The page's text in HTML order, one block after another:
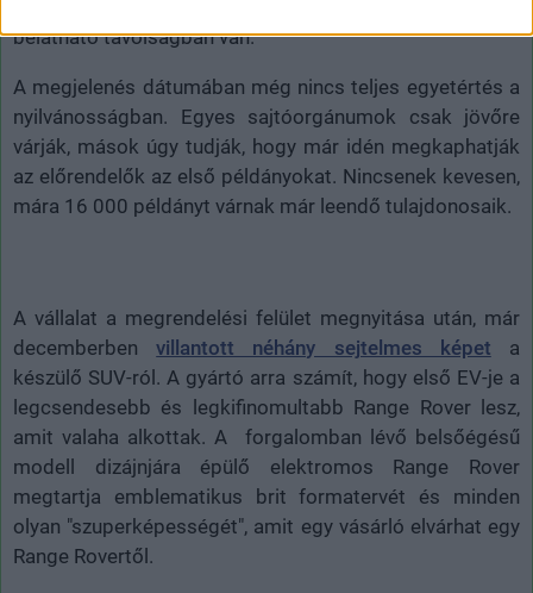
belátható távolságban van.
A megjelenés dátumában még nincs teljes egyetértés a
nyilvánosságban. Egyes sajtóorgánumok csak jövőre
várják, mások úgy tudják, hogy már idén megkaphatják
az előrendelők az első példányokat. Nincsenek kevesen,
mára 16 000 példányt várnak már leendő tulajdonosaik.
A vállalat a megrendelési felület megnyitása után, már
decemberbenvillantott néhány sejtelmes képet a
készülő SUV-ról. A gyártó arra számít, hogy első EV-je a
legcsendesebb és legkifinomultabb Range Rover lesz,
amit valaha alkottak. A forgalomban lévő belsőégésű
modell dizájnjára épülő elektromos Range Rover
megtartja emblematikus brit formatervét és minden
olyan "szuperképességét", amit egy vásárló elvárhat egy
Range Rovertől.